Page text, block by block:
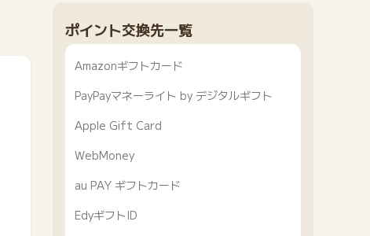
ポイント交換先一覧
Amazonギフトカード
PayPayマネーライト by デジタルギフト
Apple Gift Card
WebMoney
au PAY ギフトカード
EdyギフトID